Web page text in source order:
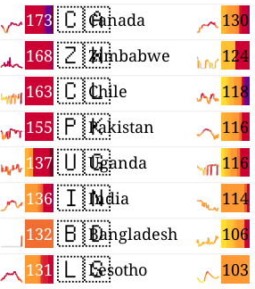
173
168
163
155
137
136
132
131
🇨🇦 130
Canada
🇿🇼 124
Zimbabwe
🇨🇱 118
Chile
🇵🇰 116
Pakistan
🇺🇬 116
Uganda
🇮🇳 114
India
🇧🇩 106
Bangladesh
🇱🇸 103
Lesotho